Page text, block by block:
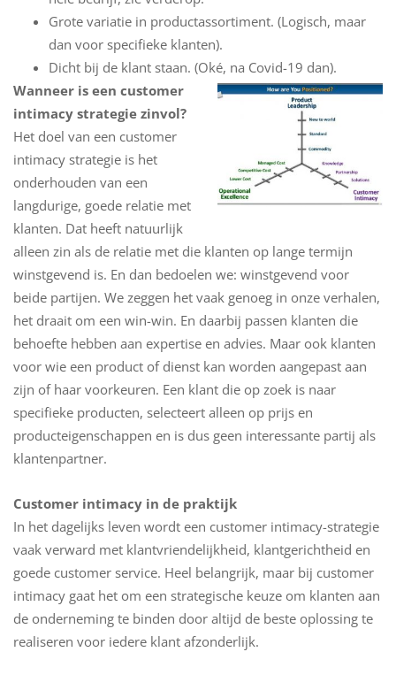
Grote variatie in productassortiment. (Logisch, maar
dan voor specifieke klanten).
Dicht bij de klant staan. (Oké, na Covid-19 dan).
Wanneer is een customer
intimacy strategie zinvol?
Het doel van een customer
intimacy strategie is het
onderhouden van een
langdurige, goede relatie met
klanten. Dat heeft natuurlijk
alleen zin als de relatie met die klanten op lange termijn
winstgevend is. En dan bedoelen we: winstgevend voor
beide partijen. We zeggen het vaak genoeg in onze verhalen,
het draait om een win-win. En daarbij passen klanten die
behoefte hebben aan expertise en advies. Maar ook klanten
voor wie een product of dienst kan worden aangepast aan
zijn of haar voorkeuren. Een klant die op zoek is naar
specifieke producten, selecteert alleen op prijs en
producteigenschappen en is dus geen interessante partij als
klantenpartner.
Customer intimacy in de praktijk
In het dagelijks leven wordt een customer intimacy-strategie
vaak verward met klantvriendelijkheid, klantgerichtheid en
goede customer service. Heel belangrijk, maar bij customer
intimacy gaat het om een strategische keuze om klanten aan
de onderneming te binden door altijd de beste oplossing te
realiseren voor iedere klant afzonderlijk.